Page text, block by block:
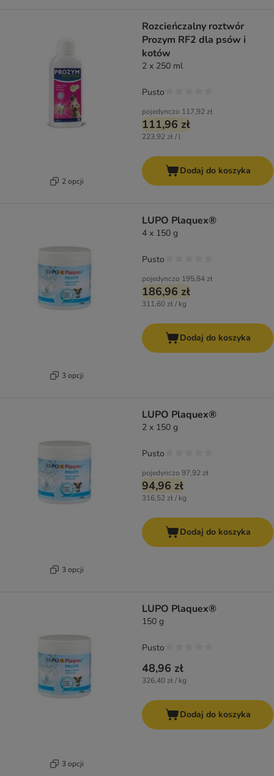
2 opcji
Rozcieńczalny roztwór
Prozym RF2 dla psów i
kotów
2 x 250 ml
pojedynczo 117,92 zł
111,96 zł
223,92 zł / l
Pusto
Dodaj do koszyka
3 opcji
LUPO Plaquex®
4 x 150 g
pojedynczo 195,84 zł
186,96 zł
311,60 zł / kg
Pusto
Dodaj do koszyka
3 opcji
LUPO Plaquex®
2 x 150 g
pojedynczo 97,92 zł
94,96 zł
316,52 zł / kg
Pusto
Dodaj do koszyka
3 opcji
LUPO Plaquex®
150 g
48,96 zł
326,40 zł / kg
Pusto
Dodaj do koszyka